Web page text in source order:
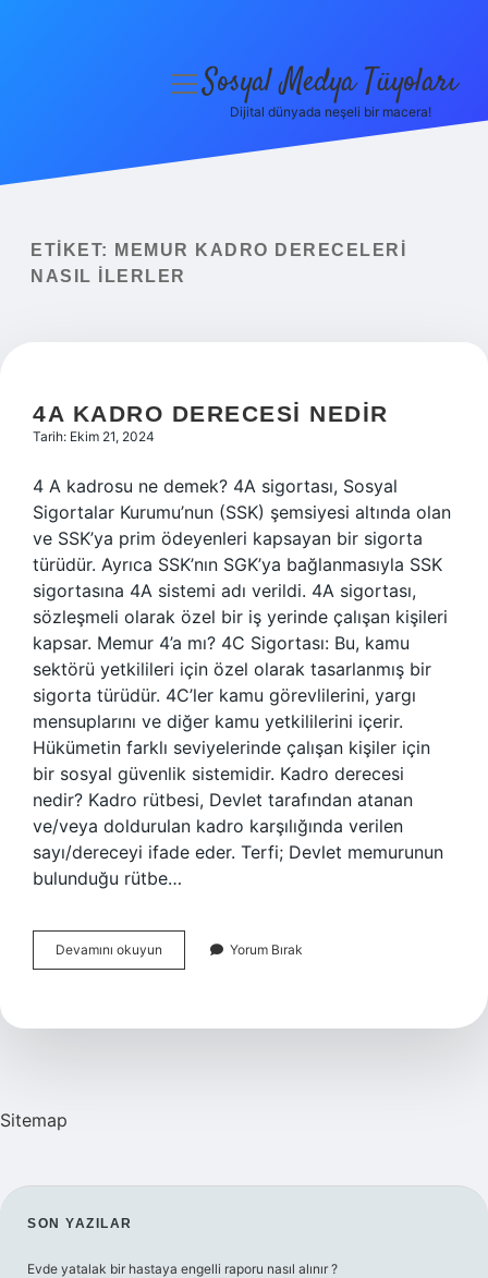
Yasal Uyarı
menüyüSosyal Medya Tüyoları
Dijital dünyada neşeli bir macera!
ETIKET:
MEMUR KADRO DERECELERI
NASIL ILERLER
4A KADRO DERECESI NEDIR
Tarih: Ekim 21, 2024
4 A kadrosu ne demek? 4A sigortası, Sosyal
Sigortalar Kurumu’nun (SSK) şemsiyesi altında olan
ve SSK’ya prim ödeyenleri kapsayan bir sigorta
türüdür. Ayrıca SSK’nın SGK’ya bağlanmasıyla SSK
sigortasına 4A sistemi adı verildi. 4A sigortası,
sözleşmeli olarak özel bir iş yerinde çalışan kişileri
kapsar. Memur 4’a mı? 4C Sigortası: Bu, kamu
sektörü yetkilileri için özel olarak tasarlanmış bir
sigorta türüdür. 4C’ler kamu görevlilerini, yargı
mensuplarını ve diğer kamu yetkililerini içerir.
Hükümetin farklı seviyelerinde çalışan kişiler için
bir sosyal güvenlik sistemidir. Kadro derecesi
nedir? Kadro rütbesi, Devlet tarafından atanan
ve/veya doldurulan kadro karşılığında verilen
sayı/dereceyi ifade eder. Terfi; Devlet memurunun
bulunduğu rütbe…
Devamını okuyun
Kadro
Yorum Bırak
Sitemap
SIDEBAR
SON YAZILAR
Evde yatalak bir hastaya engelli raporu nasıl alınır ?